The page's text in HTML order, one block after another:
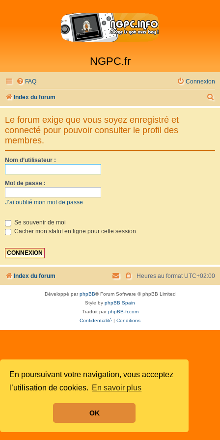
En poursuivant votre navigation, vous acceptez
l’utilisation de cookies. En savoir plus
OK
NGPC.fr
FAQ Connexion
Index du forum
e
Le forum exige que vous soyez enregistré et
connecté pour pouvoir consulter le profil des
membres.
Nom d’utilisateur :
Mot de passe :
J’ai oublié mon mot de passe
Se souvenir de moi
Cacher mon statut en ligne pour cette session
Index du forum Heures au format UTC+02:00
Développé parphpBB® Forum Software © phpBB Limited
Style by phpBB Spain
Traduit parphpBB-fr.com
Confidentialité
Conditions